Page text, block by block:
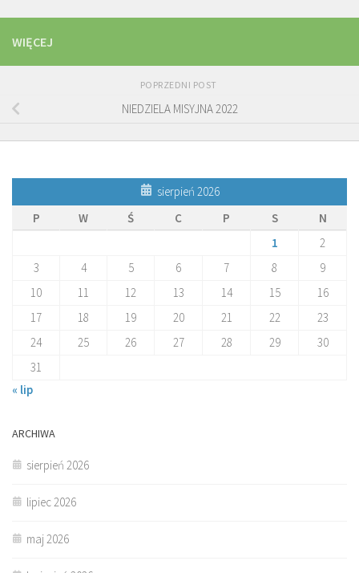
WIĘCEJ
POPRZEDNI POST
NIEDZIELA MISYJNA 2022
sierpień 2026
P
W Ś C P S
N
1
2
3
4 5 6 7 8
9
10
11 12 13 14 15
16
17
18 19 20 21 22
23
24
25 26 27 28 29
30
31
« lip
ARCHIWA
sierpień 2026
lipiec 2026
maj 2026